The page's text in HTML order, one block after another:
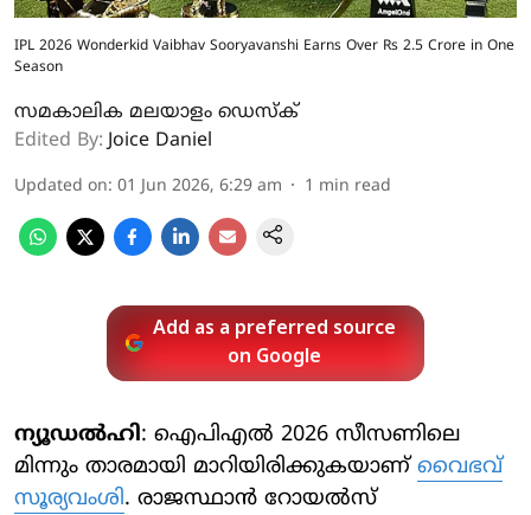
IPL 2026 Wonderkid Vaibhav Sooryavanshi Earns Over Rs 2.5 Crore in One
Season
സമകാലിക മലയാളം ഡെസ്ക്
Edited By: Joice Daniel
Updated on: 01 Jun 2026, 6:29 am 1 min read
Add as a preferred source
on Google
ന്യൂഡല്‍ഹി: ഐപിഎല്‍ 2026 സീസണിലെ
മിന്നും താരമായി മാറിയിരിക്കുകയാണ്വൈഭവ്
സൂര്യവംശി. രാജസ്ഥാൻ റോയൽസ്